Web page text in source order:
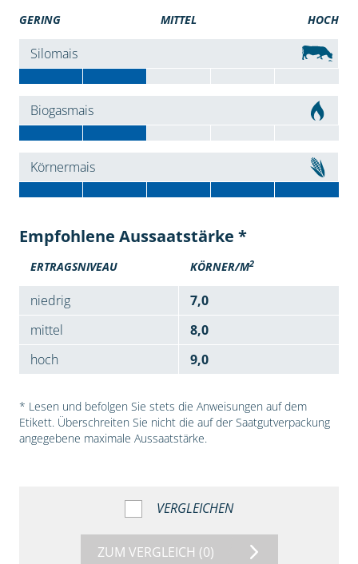
GERING MITTEL HOCH
Silomais
Biogasmais
Körnermais
Empfohlene Aussaatstärke *
ERTRAGSNIVEAU KÖRNER/M2
niedrig
7,0
mittel
8,0
hoch
9,0
* Lesen und befolgen Sie stets die Anweisungen auf dem
Etikett. Überschreiten Sie nicht die auf der Saatgutverpackung
angegebene maximale Aussaatstärke.
VERGLEICHEN
ZUM VERGLEICH (0)